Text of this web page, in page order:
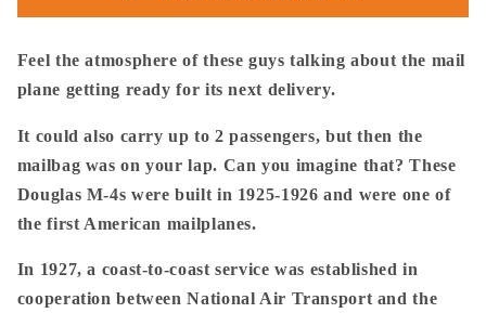
M-
4
Discussing
The
Mail
Plane
-
Metal
M-
4
Discussing
The
Mail
Plane
-
Metal
Feel the atmosphere of these guys talking about the mail
plane getting ready for its next delivery.
It could also carry up to 2 passengers, but then the
mailbag was on your lap. Can you imagine that? These
Douglas M-4s were built in 1925-1926 and were one of
the first American mailplanes.
In 1927, a coast-to-coast service was established in
cooperation between National Air Transport and the